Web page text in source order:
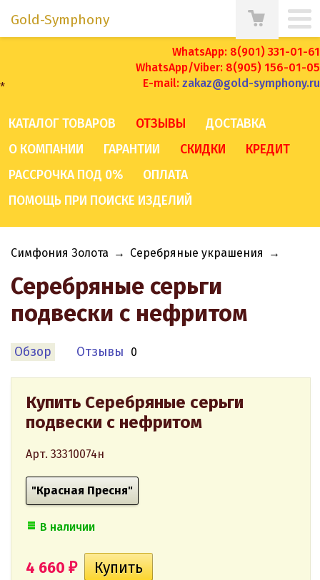
WhatsApp: 8(901) 331-01-61
WhatsApp/Viber: 8(905) 156-01-05
E-mail: zakaz@gold-symphony.ru
*
Gold-Symphony
КАТАЛОГ ТОВАРОВ ОТЗЫВЫ
ДОСТАВКА
О КОМПАНИИ
ГАРАНТИИ СКИДКИ
КРЕДИТ
РАССРОЧКА ПОД 0%
ОПЛАТА
ПОМОЩЬ ПРИ ПОИСКЕ ИЗДЕЛИЙ
Симфония Золота → Серебряные украшения →
Серебряные серьги
подвески с нефритом
Обзор Отзывы 0
Купить Серебряные серьги
подвески с нефритом
Арт. 33310074н
"Красная Пресня"
В наличии
4 660 ₽